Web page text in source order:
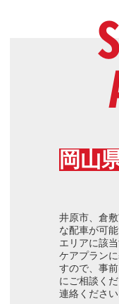
岡山
井原市、倉
な配車が可
エリアに該
ケアプラン
すので、事
にご相談く
連絡ください